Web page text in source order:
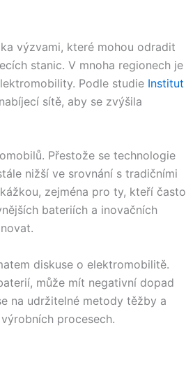
výzvami, které mohou odradit
stanic. V mnoha regionech je
Podle studie Institut
sítě, aby se zvýšila
Přestože se technologie
nižší ve srovnání s tradičními
zejména pro ty, kteří často
bateriích a inovačních
diskuse o elektromobilitě.
může mít negativní dopad
na udržitelné metody těžby a
procesech.